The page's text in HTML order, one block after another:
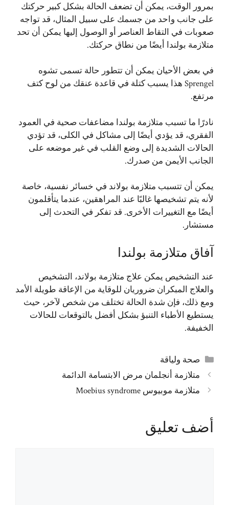
بمرور الوقت، يمكن أن تضعف الحالة بشكل كبير حركتك
على جانب واحد من جسمك على سبيل المثال، قد تواجه
صعوبات في التقاط العناصر أو الوصول إليها يمكن أن تحد
متلازمة بولندا أيضًا من نطاق حركتك.
في بعض الأحيان يمكن أن تتطور حالة تسمى تشوه
Sprengel هذا يسبب كتلة في قاعدة عنقك من لوح كتف
مرتفع.
نادرًا ما تسبب متلازمة بولندا مضاعفات صحية في العمود
الفقري، قد يؤدي أيضًا إلى مشاكل في الكلى، قد تؤدي
الحالات الشديدة إلى وضع القلب في غير موضعه على
الجانب الأيمن من صدرك.
يمكن أن تتسبب متلازمة بولاند في خسائر نفسية، خاصة
لأنه يتم تشخيصها غالبًا عند المراهقين، عندما يتأقلمون
أيضًا مع التغييرات الأخرى. قد تفكر في التحدث إلى
مستشار.
آفاق متلازمة بولندا
عند التشخيص يمكن علاج متلازمة بولاند، التشخيص
والعلاج المبكران ضروريان للوقاية من الإعاقة طويلة الأمد
ومع ذلك، فإن شدة الحالة تختلف من شخص لآخر، حيث
يستطيع الأطباء التنبؤ بشكل أفضل بالتوقعات للحالات
الخفيفة.
التصنيفات
صحة ولياقة
متلازمة أنجلمان مرض الابتسامة الدائمة
متلازمة موبيوس Moebius syndrome
أضف تعليق